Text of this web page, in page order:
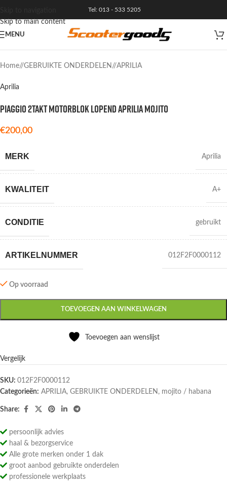
Skip to main content
Tel: 013 - 533 5205
MENU
Home/ GEBRUIKTE ONDERDELEN / APRILIA
Aprilia
PIAGGIO 2TAKT MOTORBLOK LOPEND APRILIA MOJITO
€200,00
MERK Aprilia
KWALITEIT A+
CONDITIE gebruikt
ARTIKELNUMMER 012F2F0000112
Op voorraad
TOEVOEGEN AAN WINKELWAGEN
Toevoegen aan wenslijst
Vergelijk
SKU: 012F2F0000112
Categorieën: APRILIA, GEBRUIKTE ONDERDELEN , mojito / habana
Share:
persoonlijk advies
haal & bezorgservice
Alle grote merken onder 1 dak
groot aanbod gebruikte onderdelen
professionele werkplaats